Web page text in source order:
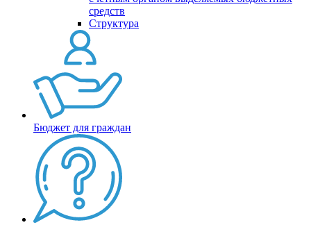
средств
Структура
Бюджет для граждан